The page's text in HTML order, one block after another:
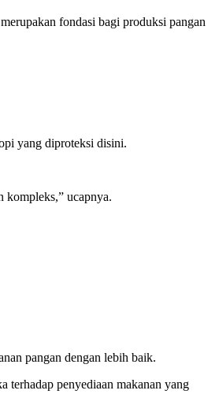
fondasi bagi produksi pangan
yang diproteksi disini.
kompleks,” ucapnya.
pangan dengan lebih baik.
terhadap penyediaan makanan yang